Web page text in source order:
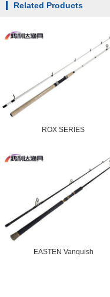
Related Products
ROX SERIES
EASTEN Vanquish